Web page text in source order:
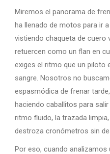
Miremos el panorama de
ha llenado de motos para ir
vistiendo chaqueta de cuero
retuercen como un flan en
exiges el ritmo que un piloto
sangre. Nosotros no
espasmódica de frenar
haciendo caballitos para
ritmo fluido, la trazada
destroza cronómetros sin
Por eso, cuando analizamos